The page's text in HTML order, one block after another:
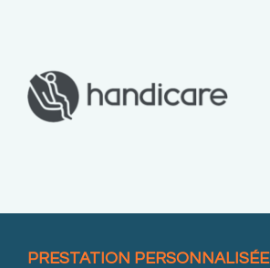
PRESTATION PERSONNALISÉE